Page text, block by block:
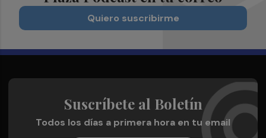
Quiero suscribirme
Suscríbete al Boletín
Todos los días a primera hora en tu email